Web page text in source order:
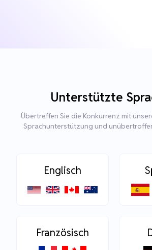
Unterstützte
Übertreffen Sie die Konkurrenz mit
Sprachunterstützung und
Englisch
Französisch